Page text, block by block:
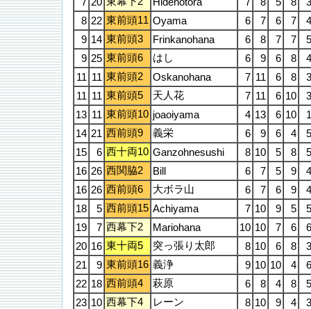
8 22 東前頭11 Oyama 6 7 6 7
9 14 東前頭3 Frinkanohana 6 8 7 7
9 25 東前頭6 はし 6 9 6 8
11 11 東前頭2 Oskanohana 7 11 6 8
11 11 東前頭5 天人花 7 11 6 10
13 11 東前頭10 joaoiyama 4 13 6 10
14 21 西前頭9 義栄 6 9 6 4
15
6 西十両10 Ganzohnesushi 8 10 5 8
16 26 西関脇2 Bill 6 7 5 9
16 26 西前頭6 大ボラ山 6 7 6 9
18
5 西前頭15 Achiyama 7 10 9 5
19
7 西幕下2 Mariohana 10 10 7 6
20 16 東十両5 突っ張り太郎 8 10 6 8
21
9 東前頭16 義浄 9 10 10 4
22 18 西前頭4 萩原 6 8 4 8
23 10 西幕下4 レーン 8 10 9 4